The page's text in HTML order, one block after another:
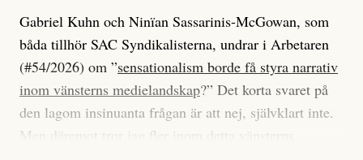
Gabriel Kuhn och Ninïan Sassarinis-McGowan, som
båda tillhör SAC Syndikalisterna, undrar i Arbetaren
(#54/2026) om ”sensationalism borde få styra narrativ
inom vänsterns medielandskap?” Det korta svaret på
den lagom insinuanta frågan är att nej, självklart inte.
Men däremot tror jag fler inom detta vänsterns